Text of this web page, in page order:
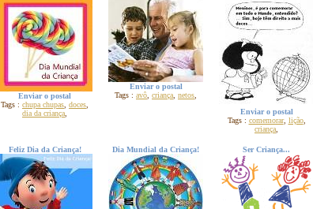
Enviar o postal
Tags : chupa chupas doces
dia da criança
Enviar o postal
Tags : avô criança netos
Enviar o postal
Tags : comemorar, lição,
criança
Feliz Dia da Criança! Dia Mundial da Criança! Ser Criança...